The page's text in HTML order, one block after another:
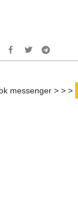
messenger > > >